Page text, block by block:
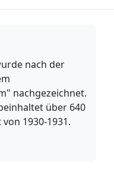
nach der
nachgezeichnet.
über 640
1930-1931.